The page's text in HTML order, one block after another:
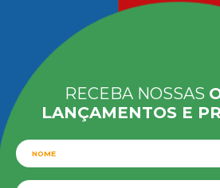
RECEBA NOSSAS
LANÇAMENTOS E